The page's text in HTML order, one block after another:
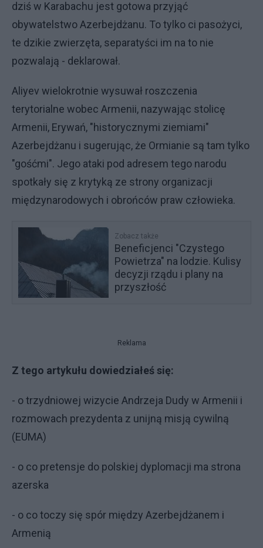
dziś w Karabachu jest gotowa przyjąć
obywatelstwo Azerbejdżanu. To tylko ci pasożyci,
te dzikie zwierzęta, separatyści im na to nie
pozwalają - deklarował.
Aliyev wielokrotnie wysuwał roszczenia
terytorialne wobec Armenii, nazywając stolicę
Armenii, Erywań, "historycznymi ziemiami"
Azerbejdżanu i sugerując, że Ormianie są tam tylko
"gośćmi". Jego ataki pod adresem tego narodu
spotkały się z krytyką ze strony organizacji
międzynarodowych i obrońców praw człowieka.
Zobacz także
Beneficjenci "Czystego
Powietrza" na lodzie. Kulisy
decyzji rządu i plany na
przyszłość
Reklama
Z tego artykułu dowiedziałeś się:
- o trzydniowej wizycie Andrzeja Dudy w Armenii i
rozmowach prezydenta z unijną misją cywilną
(EUMA)
- o co pretensje do polskiej dyplomacji ma strona
azerska
- o co toczy się spór między Azerbejdżanem i
Armenią